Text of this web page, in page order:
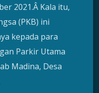
2021.Â Kala itu,
(PKB) ini
kepada para
Parkir Utama
Madina, Desa